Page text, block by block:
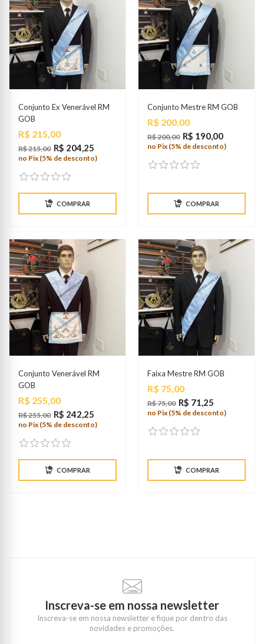
Conjunto Ex Venerável RM
GOB
Preço
R$ 215,00
R$ 215,00 R$ 204,25
no Pix (5% de desconto)
COMPRAR
Conjunto Mestre RM GOB
Preço
R$ 200,00
R$ 200,00 R$ 190,00
no Pix (5% de desconto)
COMPRAR
Conjunto Venerável RM
GOB
Preço
R$ 255,00
R$ 255,00 R$ 242,25
no Pix (5% de desconto)
COMPRAR
Faixa Mestre RM GOB
Preço
R$ 75,00
R$ 75,00 R$ 71,25
no Pix (5% de desconto)
COMPRAR
Inscreva-se em nossa newsletter
Inscreva-se em nossa newsletter e fique por dentro das
novidades e promoções.